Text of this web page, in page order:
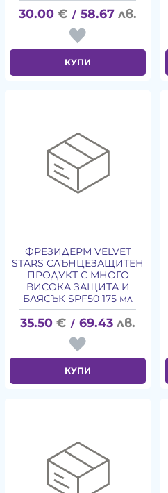
30.00 € / 58.67 лв.
КУПИ
ФРЕЗИДЕРМ VELVET
STARS СЛЪНЦЕЗАЩИТЕН
ПРОДУКТ С МНОГО
ВИСОКА ЗАЩИТА И
БЛЯСЪК SPF50 175 мл
35.50 € / 69.43 лв.
КУПИ